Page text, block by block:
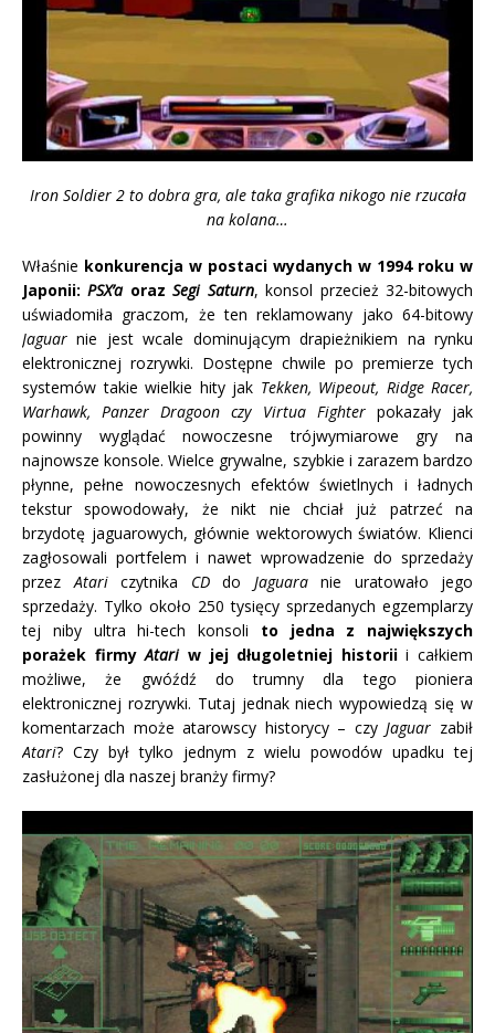
Iron Soldier 2 to dobra gra, ale taka grafika nikogo nie rzucała
na kolana…
Właśnie konkurencja w postaci wydanych w 1994 roku w
Japonii:PSX’aorazSegi Saturn, konsol przecież 32-bitowych
uświadomiła graczom, że ten reklamowany jako 64-bitowy
Jaguar nie jest wcale dominującym drapieżnikiem na rynku
elektronicznej rozrywki. Dostępne chwile po premierze tych
systemów takie wielkie hity jak Tekken, Wipeout, Ridge Racer,
Warhawk, Panzer Dragoon czy Virtua Fighter pokazały jak
powinny wyglądać nowoczesne trójwymiarowe gry na
najnowsze konsole. Wielce grywalne, szybkie i zarazem bardzo
płynne, pełne nowoczesnych efektów świetlnych i ładnych
tekstur spowodowały, że nikt nie chciał już patrzeć na
brzydotę jaguarowych, głównie wektorowych światów. Klienci
zagłosowali portfelem i nawet wprowadzenie do sprzedaży
przezAtariczytnika CDdo Jaguaranie uratowało jego
sprzedaży. Tylko około 250 tysięcy sprzedanych egzemplarzy
tej niby ultra hi-tech konsoli to jedna z największych
porażek firmyAtariw jej długoletniej historiii całkiem
możliwe, że gwóźdź do trumny dla tego pioniera
elektronicznej rozrywki. Tutaj jednak niech wypowiedzą się w
komentarzach może atarowscy historycy – czyJaguar zabił
Atari? Czy był tylko jednym z wielu powodów upadku tej
zasłużonej dla naszej branży firmy?